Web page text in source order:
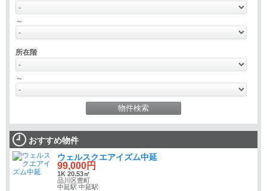
～
所在階
～
おすすめ物件
ウェルスクエアイズム中延
99,000円
1K 20.53㎡
品川区豊町
中延駅 中延駅